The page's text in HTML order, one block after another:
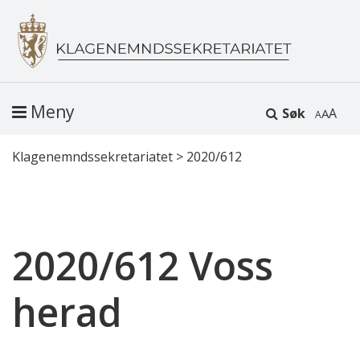
Søk A
Meny
Klagenemndssekretariatet > 2020/612
2020/612 Voss
herad